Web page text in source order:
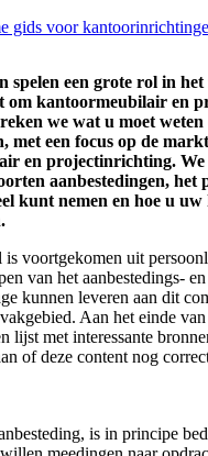
gids voor
spelen een grote rol in
om kantoormeubilair en
we wat u moet weten
met een focus op de
en projectinrichting. We
aanbestedingen, het
kunt nemen en hoe u uw
voortgekomen uit
van het aanbestedings-
kunnen leveren aan dit
Aan het einde
lijst met interessante
of deze content nog
is in principe